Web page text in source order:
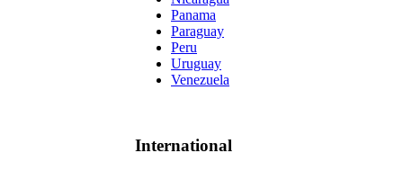
Panama
Paraguay
Peru
Uruguay
Venezuela
International